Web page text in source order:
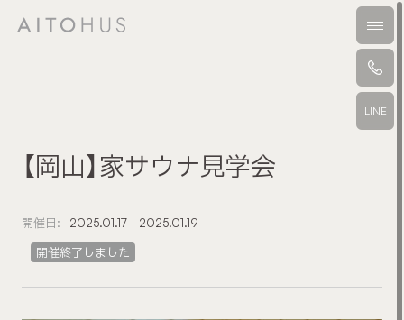
メ
LINE
【岡山】家サウナ見学会
開催日: 2025.01.17 - 2025.01.19
開催終了しました